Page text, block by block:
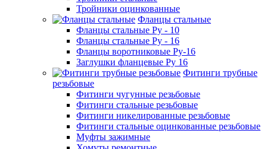
Тройники оцинкованные
Фланцы стальные
Фланцы стальные Ру - 10
Фланцы стальные Ру - 16
Фланцы воротниковые Ру-16
Заглушки фланцевые Ру 16
Фитинги трубные
резьбовые
Фитинги чугунные резьбовые
Фитинги стальные резьбовые
Фитинги никелированные резьбовые
Фитинги стальные оцинкованные резьбовые
Муфты зажимные